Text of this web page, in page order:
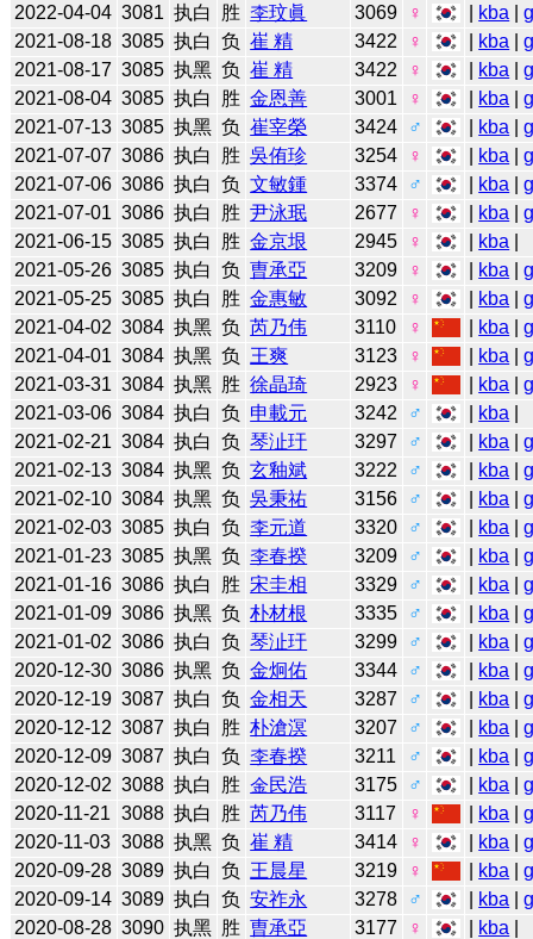
2022-04-04 3081 执白 胜 李玟眞 3069 ♀ kba |
2021-08-18 3085 执白 负 崔 精 3422 ♀ kba |
2021-08-17 3085 执黑 负 崔 精 3422 ♀ kba |
2021-08-04 3085 执白 胜 金恩善 3001 ♀ kba |
2021-07-13 3085 执黑 负 崔宰榮 3424 ♂ kba |
2021-07-07 3086 执白 胜 吳侑珍 3254 ♀ kba |
2021-07-06 3086 执白 负 文敏鍾 3374 ♂ kba |
2021-07-01 3086 执白 胜 尹泳珉 2677 ♀ kba |
2021-06-15 3085 执白 胜 金京垠 2945 ♀ kba
2021-05-26 3085 执白 负 曺承亞 3209 ♀ kba |
2021-05-25 3085 执白 胜 金惠敏 3092 ♀ kba |
2021-04-02 3084 执黑 负 芮乃伟 3110 ♀ kba |
2021-04-01 3084 执黑 负 王爽 3123 ♀ kba |
2021-03-31 3084 执黑 胜 徐晶琦 2923 ♀ kba |
2021-03-06 3084 执白 负 申載元 3242 ♂ kba
2021-02-21 3084 执白 负 琴沚玗 3297 ♂ kba |
2021-02-13 3084 执黑 负 玄釉斌 3222 ♂ kba |
2021-02-10 3084 执黑 负 吳秉祐 3156 ♂ kba |
2021-02-03 3085 执白 负 李元道 3320 ♂ kba |
2021-01-23 3085 执黑 负 李春揆 3209 ♂ kba |
2021-01-16 3086 执白 胜 宋圭相 3329 ♂ kba |
2021-01-09 3086 执黑 负 朴材根 3335 ♂ kba |
2021-01-02 3086 执白 负 琴沚玗 3299 ♂ kba |
2020-12-30 3086 执黑 负 金炯佑 3344 ♂ kba |
2020-12-19 3087 执白 负 金相天 3287 ♂ kba |
2020-12-12 3087 执白 胜 朴滄溟 3207 ♂ kba |
2020-12-09 3087 执白 负 李春揆 3211 ♂ kba |
2020-12-02 3088 执白 胜 金民浩 3175 ♂ kba |
2020-11-21 3088 执白 胜 芮乃伟 3117 ♀ kba |
2020-11-03 3088 执黑 负 崔 精 3414 ♀ kba |
2020-09-28 3089 执白 负 王晨星 3219 ♀ kba |
2020-09-14 3089 执白 负 安祚永 3278 ♂ kba |
2020-08-28 3090 执黑 胜 曺承亞 3177 ♀ kba